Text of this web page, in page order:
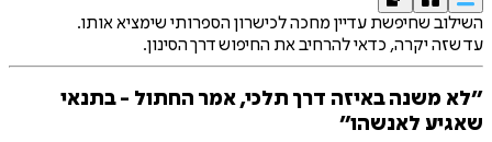
השילוב שחיפשת עדיין מחכה לכישרון הספרותי שימציא אותו.
עד שזה יקרה, כדאי להרחיב את החיפוש דרך הסינון.
״לא משנה באיזה דרך תלכי, אמר החתול - בתנאי
שאגיע לאנשהו״